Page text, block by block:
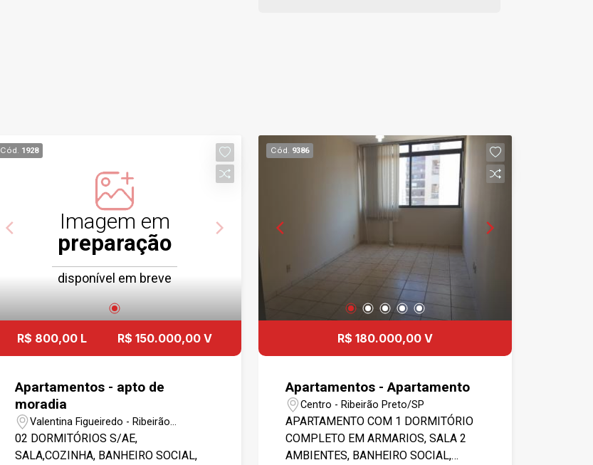
Cód. 1928
Imagem em
preparação
disponível em breve
R$ 800,00 L R$ 150.000,00 V
Apartamentos - apto de
moradia
Valentina Figueiredo - Ribeirão
Preto/SP
02 DORMITÓRIOS S/AE,
SALA,COZINHA, BANHEIRO SOCIAL,
Cód. 9386
R$ 180.000,00 V
Apartamentos - Apartamento
Centro - Ribeirão Preto/SP
APARTAMENTO COM 1 DORMITÓRIO
COMPLETO EM ARMARIOS, SALA 2
AMBIENTES, BANHEIRO SOCIAL,